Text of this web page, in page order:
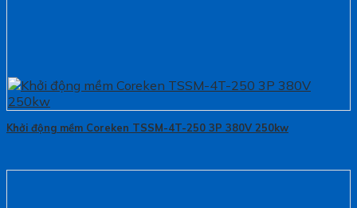
Khởi động mềm Coreken TSSM-4T-250 3P 380V 250kw